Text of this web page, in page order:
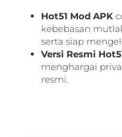
Hot51 Mod APK
kebebasan
serta siap
Versi Resmi
menghargai
resmi.